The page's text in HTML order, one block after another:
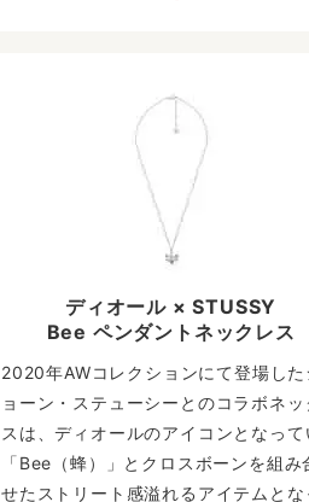
ディオール × STUSSY
Bee ペンダントネックレス
2020年AWコレクションにて登場した
ョーン・ステューシーとのコラボネッ
スは、ディオールのアイコンとなって
「Bee（蜂）」とクロスボーンを組み
せたストリート感溢れるアイテムとな